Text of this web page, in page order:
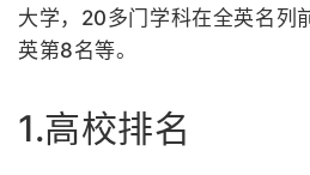
大学，20多门学科在全英名列
英第8名等。
1.高校排名